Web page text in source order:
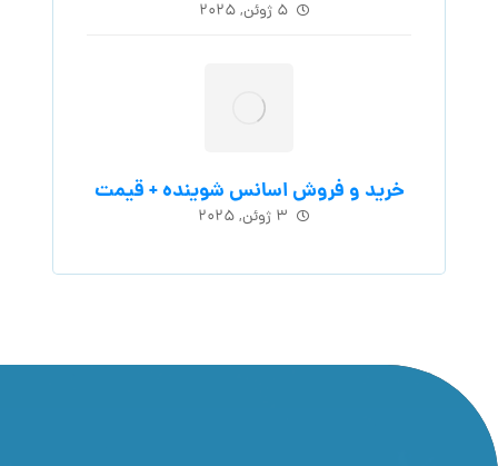
۵ ژوئن, ۲۰۲۵
خرید و فروش اسانس شوینده + قیمت
۳ ژوئن, ۲۰۲۵